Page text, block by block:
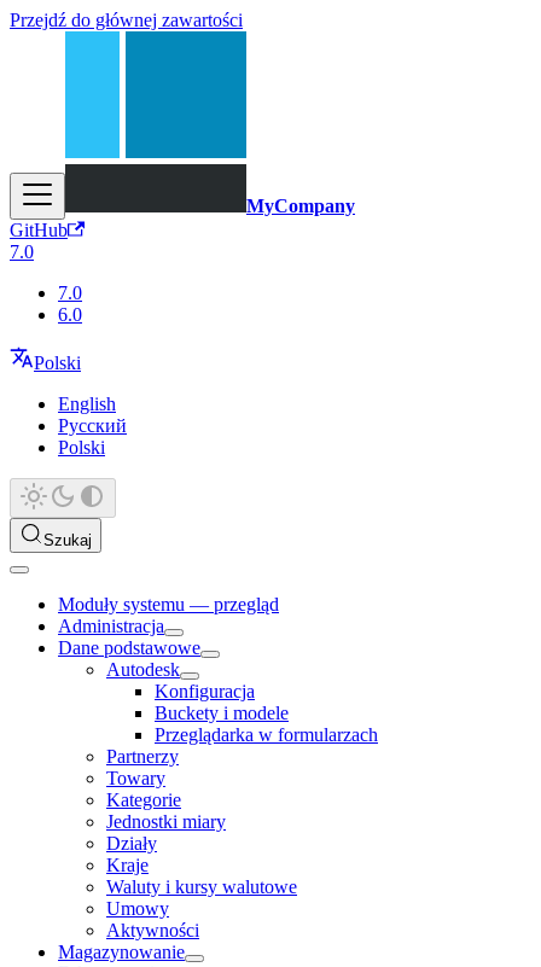
Przejdź do głównej zawartości
MyCompany
GitHub
7.0
7.0
6.0
Polski
English
Русский
Polski
Szukaj
Moduły systemu — przegląd
Administracja
Dane podstawowe
Autodesk
Konfiguracja
Buckety i modele
Przeglądarka w formularzach
Partnerzy
Towary
Kategorie
Jednostki miary
Działy
Kraje
Waluty i kursy walutowe
Umowy
Aktywności
Magazynowanie